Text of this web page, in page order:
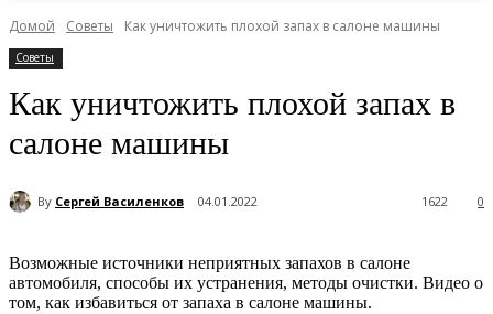
Домой Советы Как уничтожить плохой запах в салоне машины
Советы
Как уничтожить плохой запах в
салоне машины
By Сергей Василенков 04.01.2022 0
1622
Возможные источники неприятных запахов в салоне
автомобиля, способы их устранения, методы очистки. Видео о
том, как избавиться от запаха в салоне машины.